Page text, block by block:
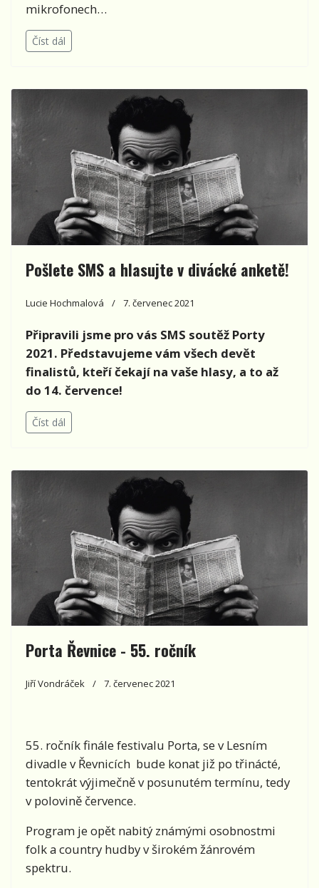
mikrofonech…
Číst dál
Pošlete SMS a hlasujte v divácké anketě!
Lucie Hochmalová 7. červenec 2021
Připravili jsme pro vás SMS soutěž Porty
2021. Představujeme vám všech devět
finalistů, kteří čekají na vaše hlasy, a to až
do 14. července!
Číst dál
Porta Řevnice - 55. ročník
Jiří Vondráček 7. červenec 2021
55. ročník finále festivalu Porta, se v Lesním
divadle v Řevnicích bude konat již po třinácté,
tentokrát výjimečně v posunutém termínu, tedy
v polovině července.
Program je opět nabitý známými osobnostmi
folk a country hudby v širokém žánrovém
spektru.